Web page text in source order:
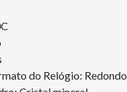
do Relógio: Redondo